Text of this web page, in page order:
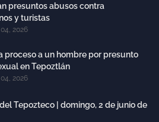
presuntos abusos contra
y turistas
2026
proceso a un hombre por presunto
en Tepoztlán
2026
Tepozteco | domingo, 2 de junio de